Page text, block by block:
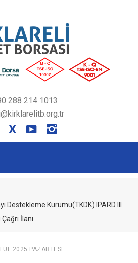
288 214 1013
X
Destekleme Kurumu(TKDK) IPARD III
İlanı
2025 PAZARTESI